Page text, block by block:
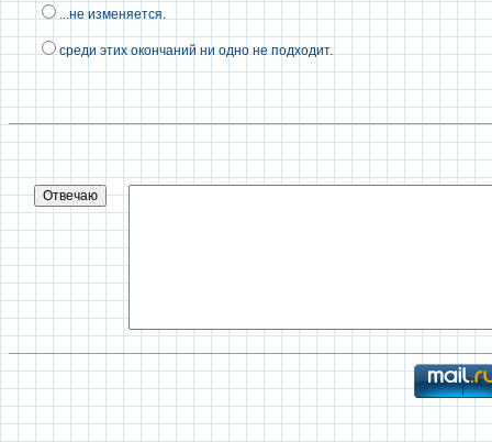
...не изменяется.
среди этих окончаний ни одно не подходит.